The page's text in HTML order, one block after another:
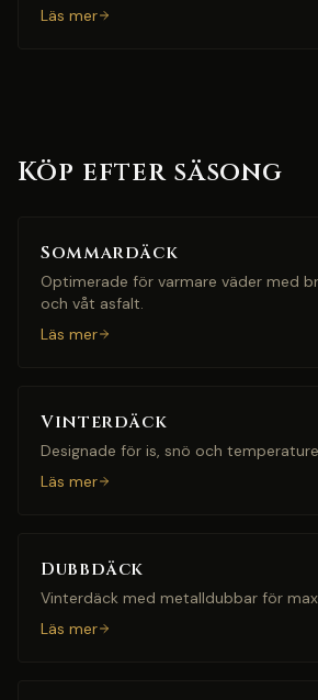
Läs mer
Köp efter säsong
Sommardäck
Optimerade för varmare väder med
och våt asfalt.
Läs mer
Vinterdäck
Designade för is, snö och
Läs mer
Dubbdäck
Vinterdäck med metalldubbar för
Läs mer